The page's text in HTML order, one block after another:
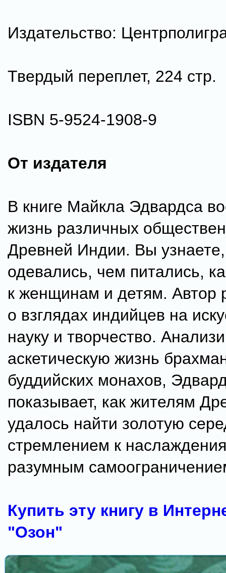
Издательство:
Твердый переплет, 224 стр.
ISBN 5-9524-1908-9
От издателя
В книге Майкла Эдвардса
жизнь различных
Древней Индии. Вы
одевались, чем питались,
к женщинам и детям. Автор
о взглядах индийцев на
науку и творчество.
аскетическую жизнь
буддийских монахов,
показывает, как жителям
удалось найти золотую
стремлением к
разумным
Купить эту книгу в
"Озон"